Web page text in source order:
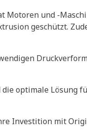
und -
geschützt.
optimale Lösung
Investition mit